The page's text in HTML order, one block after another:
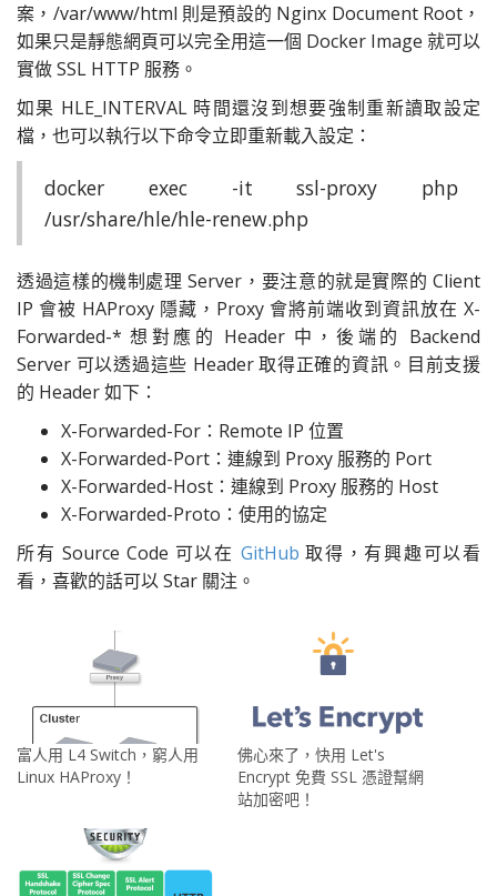
案，/var/www/html 則是預設的 Nginx Document Root，
如果只是靜態網頁可以完全用這一個 Docker Image 就可以
實做 SSL HTTP 服務。
如果 HLE_INTERVAL 時間還沒到想要強制重新讀取設定
檔，也可以執行以下命令立即重新載入設定：
docker exec -it ssl-proxy php
/usr/share/hle/hle-renew.php
透過這樣的機制處理 Server，要注意的就是實際的 Client
IP 會被 HAProxy 隱藏，Proxy 會將前端收到資訊放在 X-
Forwarded-* 想對應的 Header 中，後端的 Backend
Server 可以透過這些 Header 取得正確的資訊。目前支援
的 Header 如下：
X-Forwarded-For：Remote IP 位置
X-Forwarded-Port：連線到 Proxy 服務的 Port
X-Forwarded-Host：連線到 Proxy 服務的 Host
X-Forwarded-Proto：使用的協定
所有 Source Code 可以在 GitHub 取得，有興趣可以看
看，喜歡的話可以 Star 關注。
富人用 L4 Switch，窮人用
Linux HAProxy！
佛心來了，快用 Let's
Encrypt 免費 SSL 憑證幫網
站加密吧！